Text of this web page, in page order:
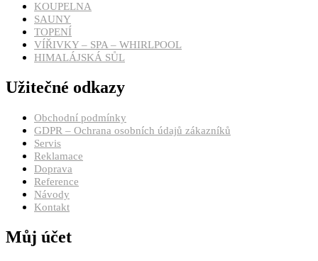
KOUPELNA
SAUNY
TOPENÍ
VÍŘIVKY – SPA – WHIRLPOOL
HIMALÁJSKÁ SŮL
Užitečné odkazy
Obchodní podmínky
GDPR – Ochrana osobních údajů zákazníků
Servis
Reklamace
Doprava
Reference
Návody
Kontakt
Můj účet